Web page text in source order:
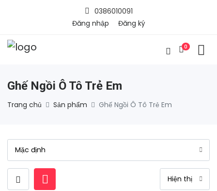
0386010091
Đăng nhập
Đăng ký
0
Ghế Ngồi Ô Tô Trẻ Em
Trang chủ Sản phẩm Ghế Ngồi Ô Tô Trẻ Em